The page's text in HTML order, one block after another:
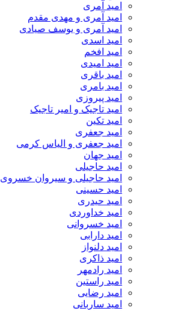
امید آمری
امید آمری و مهدی مقدم
امید آمری و یوسف صیادی
امید اسدی
امید افخم
امید امیدی
امید باقری
امید بامری
امید پیروزی
امید تاجیک و امیر تاجیک
امید تکین
امید جعفری
امید جعفری و الیاس کرمی
امید جهان
امید حاجیلی
امید حاجیلی و سیروان خسروی
امید حسینی
امید حیدری
امید خداوردی
امید خسروانی
امید دارابی
امید دلنواز
امید ذاکری
امید رادمهر
امید راستین
امید رضایی
امید ساربانی